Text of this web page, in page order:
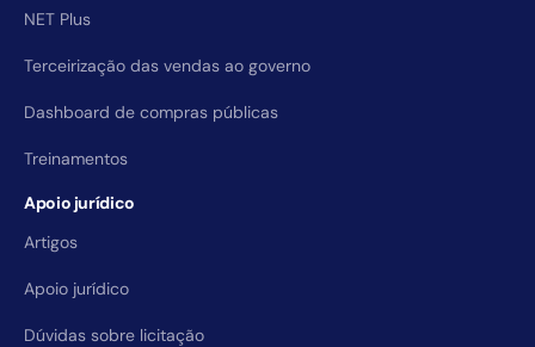
NET Plus
Terceirização das vendas ao governo
Dashboard de compras públicas
Treinamentos
Apoio jurídico
Artigos
Apoio jurídico
Dúvidas sobre licitação